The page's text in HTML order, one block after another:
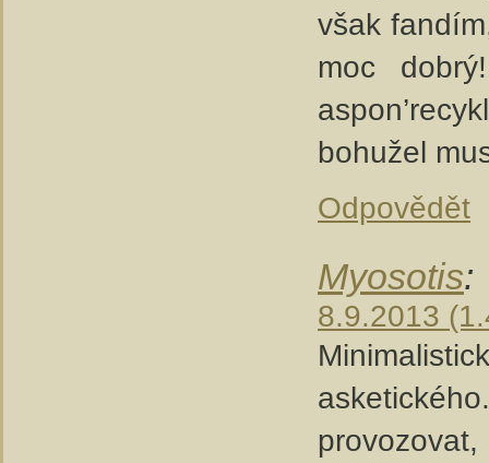
však
moc
bohužel
Odpovědět
Myosotis:
8.9.2013